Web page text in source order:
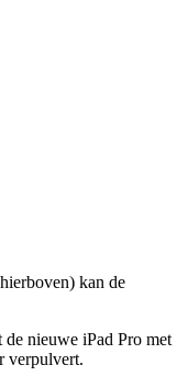
kan de
nieuwe iPad Pro met
verpulvert.